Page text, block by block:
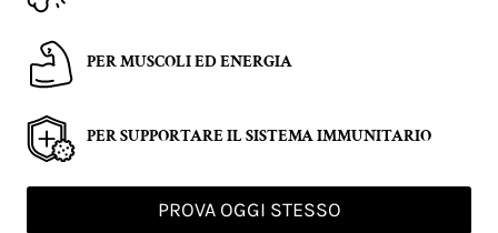
PER MUSCOLI ED ENERGIA
PER SUPPORTARE IL SISTEMA IMMUNITARIO
PROVA OGGI STESSO